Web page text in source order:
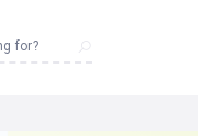
for?